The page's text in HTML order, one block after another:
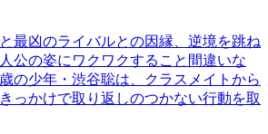
最凶のライバルとの因縁、逆境を跳ね
公の姿にワクワクすること間違いな
の少年・渋谷聡は、クラスメイトから
っかけで取り返しのつかない行動を取